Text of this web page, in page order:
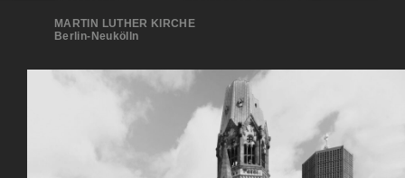
MARTIN LUTHER KIRCHE
Berlin-Neukölln